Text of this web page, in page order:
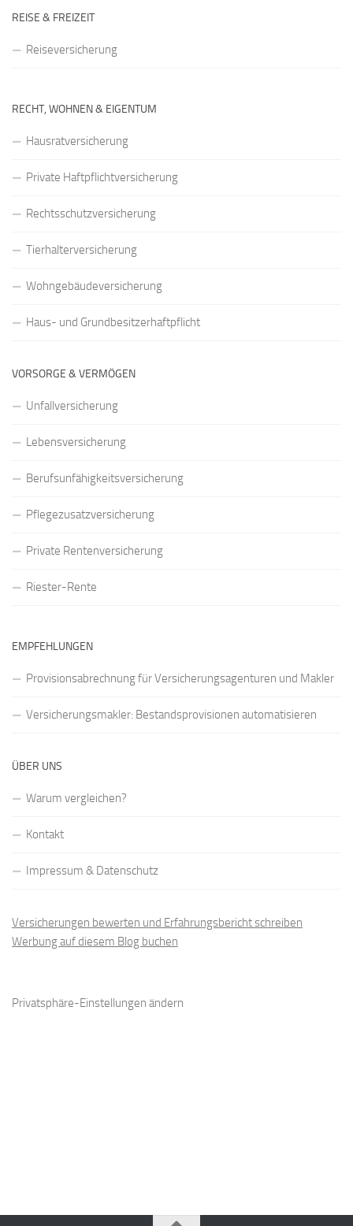
REISE & FREIZEIT
Reiseversicherung
RECHT, WOHNEN & EIGENTUM
Hausratversicherung
Private Haftpflichtversicherung
Rechtsschutzversicherung
Tierhalterversicherung
Wohngebäudeversicherung
Haus- und Grundbesitzerhaftpflicht
VORSORGE & VERMÖGEN
Unfallversicherung
Lebensversicherung
Berufsunfähigkeitsversicherung
Pflegezusatzversicherung
Private Rentenversicherung
Riester-Rente
EMPFEHLUNGEN
Provisionsabrechnung für Versicherungsagenturen und Makler
Versicherungsmakler: Bestandsprovisionen automatisieren
ÜBER UNS
Warum vergleichen?
Kontakt
Impressum & Datenschutz
Versicherungen bewerten und Erfahrungsbericht schreiben
Werbung auf diesem Blog buchen
Privatsphäre-Einstellungen ändern